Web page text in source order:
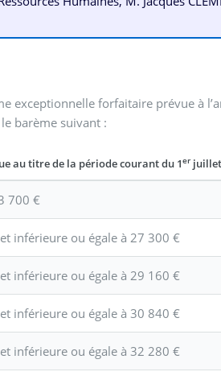
exceptionnelle forfaitaire prévue à
barème suivant :
au titre de la période courant du 1er
700 €
inférieure ou égale à 27 300 €
inférieure ou égale à 29 160 €
inférieure ou égale à 30 840 €
inférieure ou égale à 32 280 €